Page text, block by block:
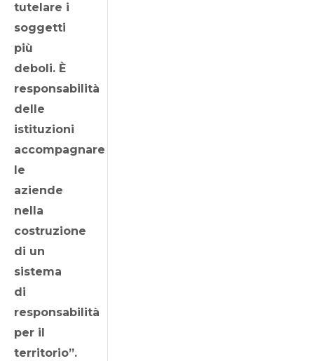
tutelare i
soggetti
più
deboli. È
responsabilità
delle
istituzioni
accompagnare
le
aziende
nella
costruzione
di un
sistema
di
responsabilità
per il
territorio”.